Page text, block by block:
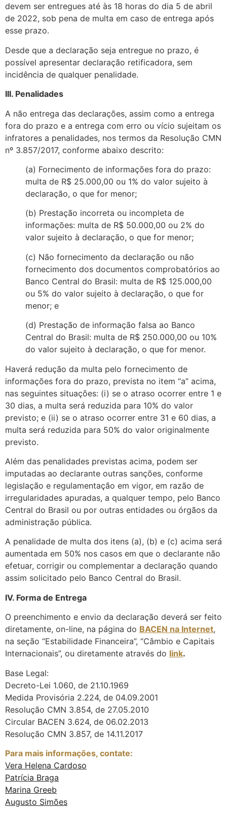
devem ser entregues até às 18 horas do dia 5 de abril
de 2022, sob pena de multa em caso de entrega após
esse prazo.
Desde que a declaração seja entregue no prazo, é
possível apresentar declaração retificadora, sem
incidência de qualquer penalidade.
III. Penalidades
A não entrega das declarações, assim como a entrega
fora do prazo e a entrega com erro ou vício sujeitam os
infratores a penalidades, nos termos da Resolução CMN
nº 3.857/2017, conforme abaixo descrito:
(a) Fornecimento de informações fora do prazo:
multa de R$ 25.000,00 ou 1% do valor sujeito à
declaração, o que for menor;
(b) Prestação incorreta ou incompleta de
informações: multa de R$ 50.000,00 ou 2% do
valor sujeito à declaração, o que for menor;
(c) Não fornecimento da declaração ou não
fornecimento dos documentos comprobatórios ao
Banco Central do Brasil: multa de R$ 125.000,00
ou 5% do valor sujeito à declaração, o que for
menor; e
(d) Prestação de informação falsa ao Banco
Central do Brasil: multa de R$ 250.000,00 ou 10%
do valor sujeito à declaração, o que for menor.
Haverá redução da multa pelo fornecimento de
informações fora do prazo, prevista no item “a” acima,
nas seguintes situações: (i) se o atraso ocorrer entre 1 e
30 dias, a multa será reduzida para 10% do valor
previsto; e (ii) se o atraso ocorrer entre 31 e 60 dias, a
multa será reduzida para 50% do valor originalmente
previsto.
Além das penalidades previstas acima, podem ser
imputadas ao declarante outras sanções, conforme
legislação e regulamentação em vigor, em razão de
irregularidades apuradas, a qualquer tempo, pelo Banco
Central do Brasil ou por outras entidades ou órgãos da
administração pública.
A penalidade de multa dos itens (a), (b) e (c) acima será
aumentada em 50% nos casos em que o declarante não
efetuar, corrigir ou complementar a declaração quando
assim solicitado pelo Banco Central do Brasil.
IV. Forma de Entrega
O preenchimento e envio da declaração deverá ser feito
diretamente, on-line, na página do BACEN na Internet,
na seção “Estabilidade Financeira”, “Câmbio e Capitais
Internacionais”, ou diretamente através do link.
Base Legal:
Decreto-Lei 1.060, de 21.10.1969
Medida Provisória 2.224, de 04.09.2001
Resolução CMN 3.854, de 27.05.2010
Circular BACEN 3.624, de 06.02.2013
Resolução CMN 3.857, de 14.11.2017
Para mais informações, contate:
Vera Helena Cardoso
Patrícia Braga
Marina Greeb
Augusto Simões